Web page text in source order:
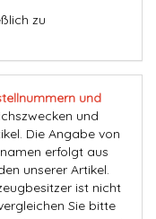
zu
und
und
Die Angabe von
erfolgt aus
unserer Artikel.
ist nicht
Sie bitte